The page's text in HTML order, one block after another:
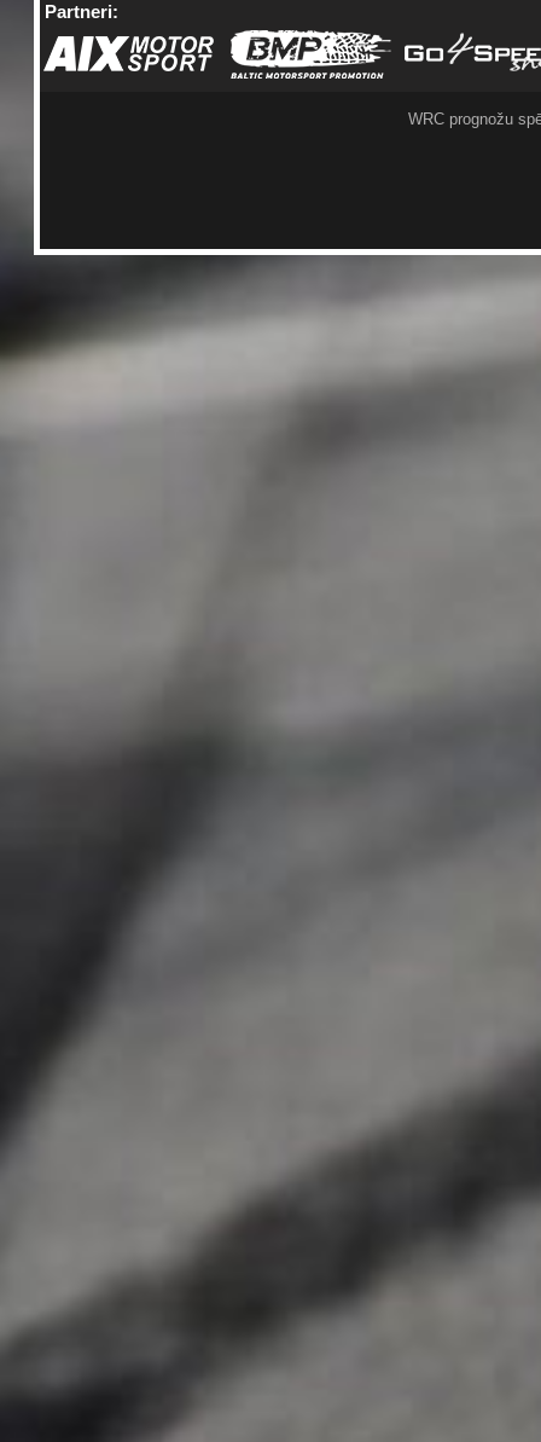
Partneri:
WRC prognožu